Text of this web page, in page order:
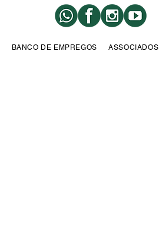
BANCO DE EMPREGOS ASSOCIADOS